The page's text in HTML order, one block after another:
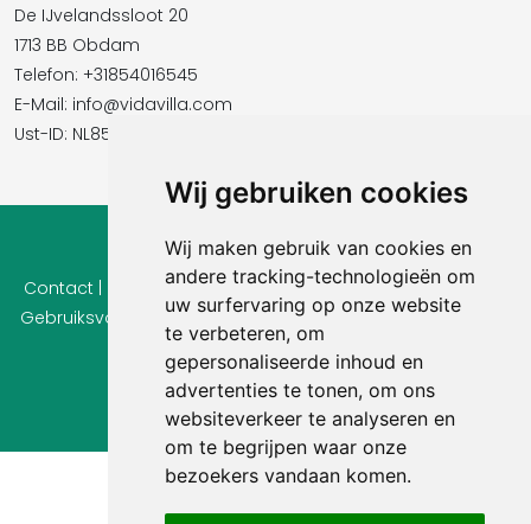
Wij gebruiken cookies
Wij maken gebruik van cookies en
andere tracking-technologieën om
uw surfervaring op onze website
te verbeteren, om
gepersonaliseerde inhoud en
advertenties te tonen, om ons
websiteverkeer te analyseren en
om te begrijpen waar onze
bezoekers vandaan komen.
De IJvelandssloot 20
1713 BB Obdam
Telefon: +31854016545
E-Mail:​​​​ info@vidavilla.com
Ust-ID: NL855781919B01
© 2026 Ferienhaus-Tirol.eu
Contact Privacy|Cookie instellingen|Herroepingsrecht
Gebruiksvoorwaarden| Imprint |Informatie Beoordelingen